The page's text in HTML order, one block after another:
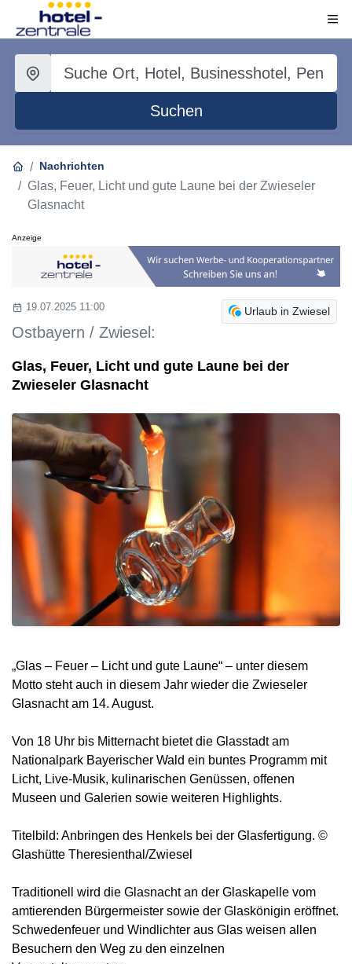
Suchen
Nachrichten
Glas, Feuer, Licht und gute Laune bei der Zwieseler
Glasnacht
Anzeige
Urlaub in Zwiesel
19.07.2025 11:00
Ostbayern / Zwiesel:
Glas, Feuer, Licht und gute Laune bei der
Zwieseler Glasnacht
„Glas – Feuer – Licht und gute Laune“ – unter diesem
Motto steht auch in diesem Jahr wieder die Zwieseler
Glasnacht am 14. August.
Von 18 Uhr bis Mitternacht bietet die Glasstadt am
Nationalpark Bayerischer Wald ein buntes Programm mit
Licht, Live-Musik, kulinarischen Genüssen, offenen
Museen und Galerien sowie weiteren Highlights.
Titelbild: Anbringen des Henkels bei der Glasfertigung. ©
Glashütte Theresienthal/Zwiesel
Traditionell wird die Glasnacht an der Glaskapelle vom
amtierenden Bürgermeister sowie der Glaskönigin eröffnet.
Schwedenfeuer und Windlichter aus Glas weisen allen
Besuchern den Weg zu den einzelnen